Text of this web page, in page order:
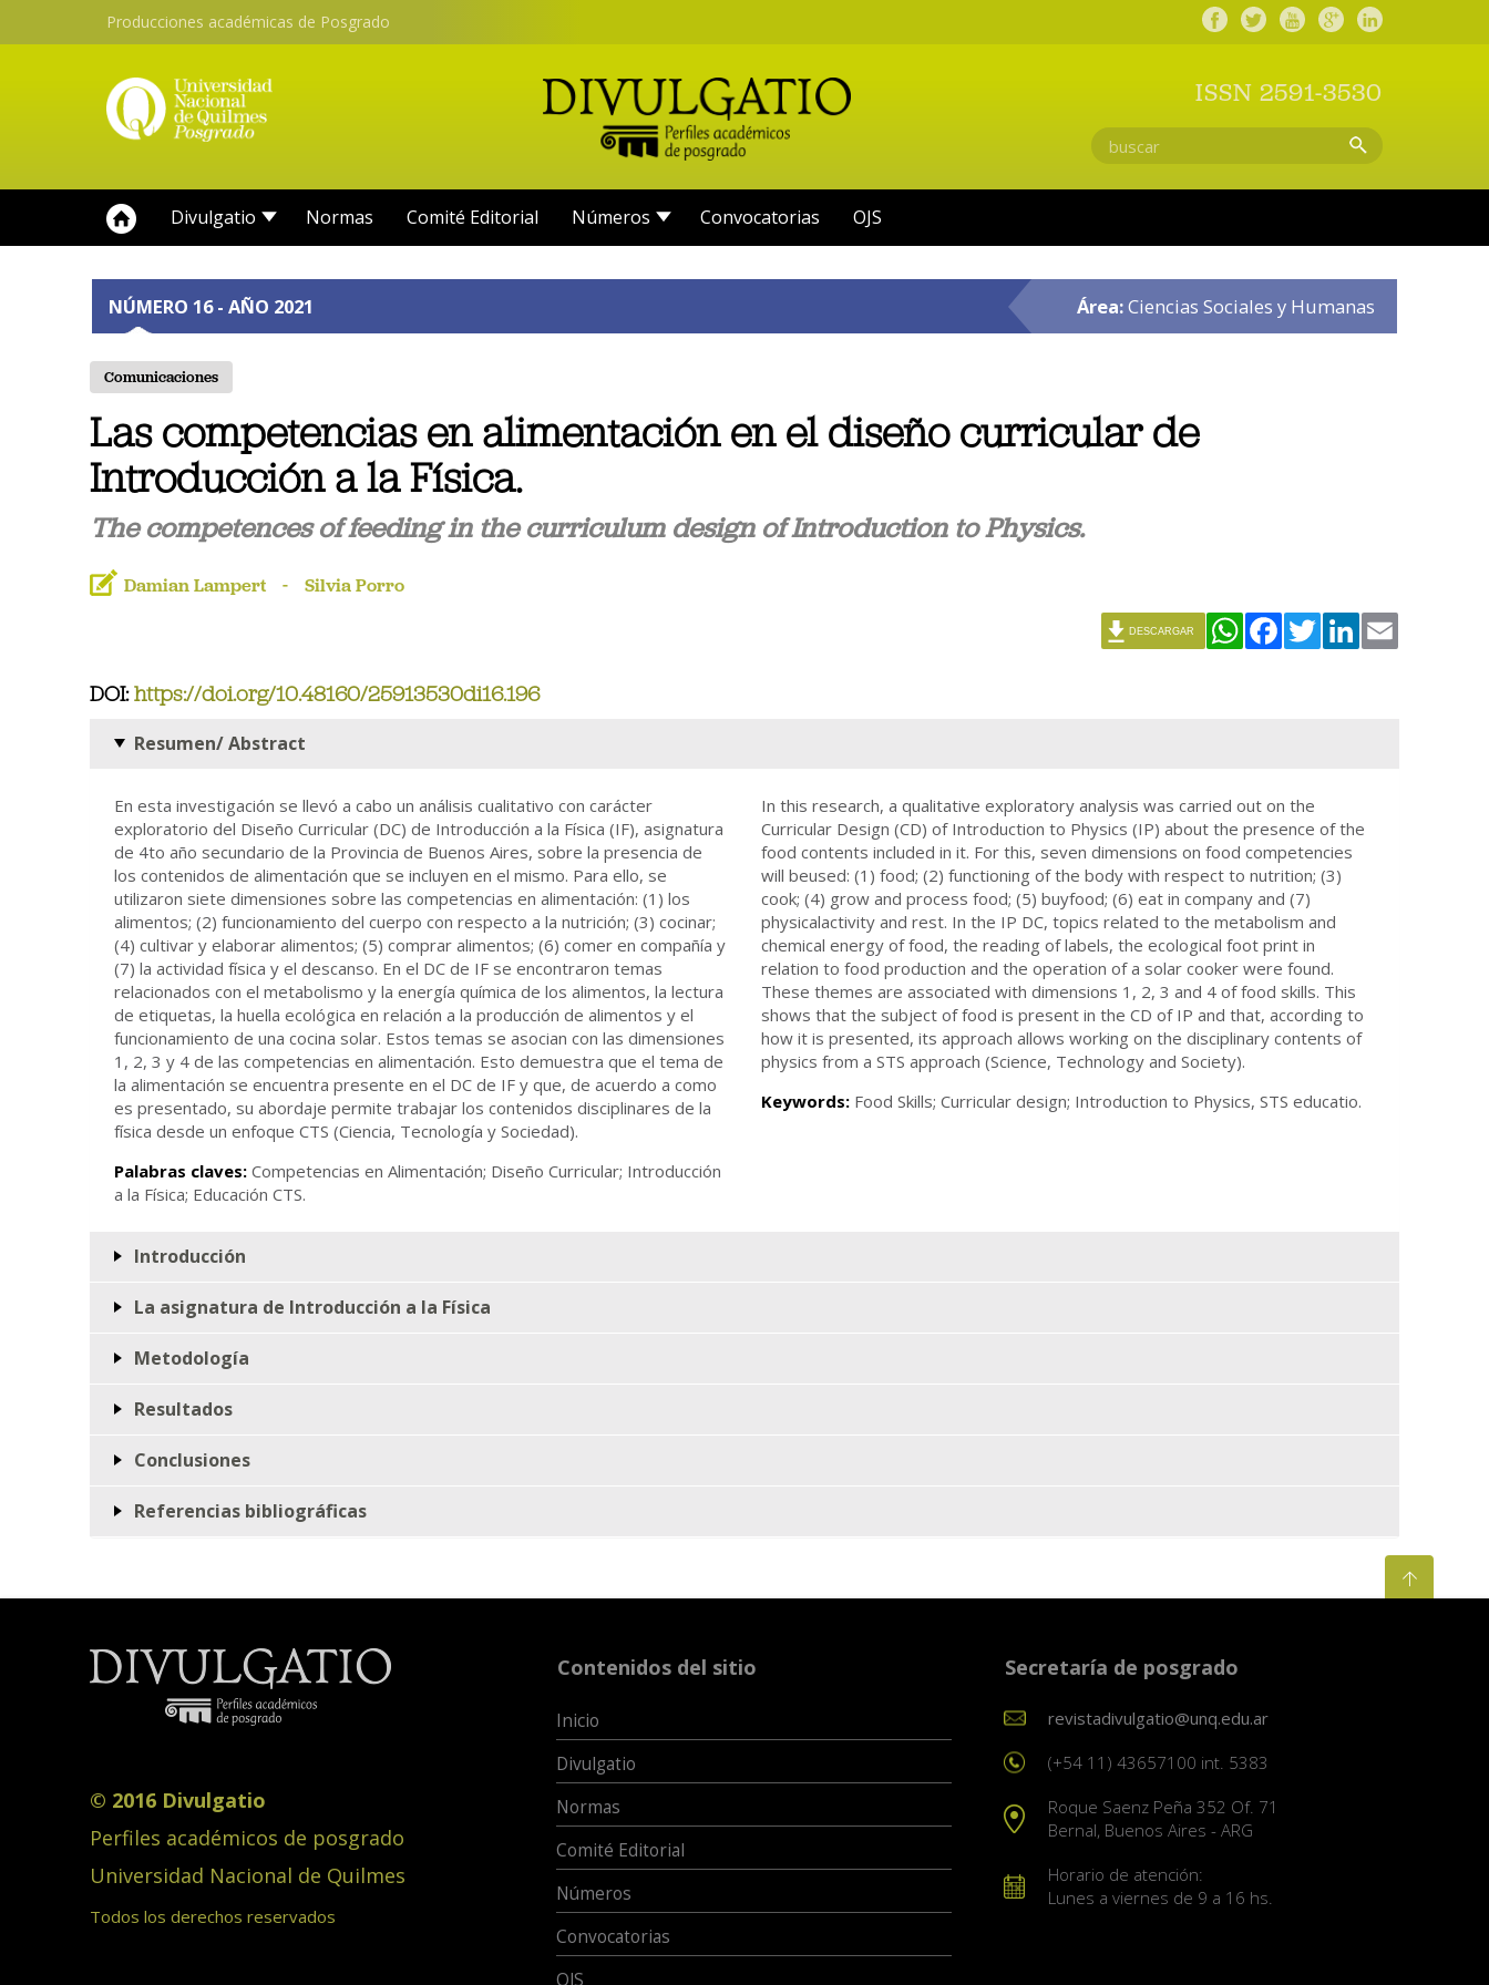
Producciones académicas de Posgrado
ISSN 2591-3530
Divulgatio Normas Comité Editorial Números Convocatorias OJS
NÚMERO 16 - AÑO 2021 Área:Ciencias Sociales y Humanas
Comunicaciones
Las competencias en alimentación en el diseño curricular de
Introducción a la Física.
The competences of feeding in the curriculum design of Introduction to Physics.
Damian Lampert Silvia Porro
WhatsAppFacebookTwitterLinkedIn
DESCARGAR
DOI: https://doi.org/10.48160/25913530di16.196
Resumen/ Abstract
En esta investigación se llevó a cabo un análisis cualitativo con carácter
exploratorio del Diseño Curricular (DC) de Introducción a la Física (IF), asignatura
de 4to año secundario de la Provincia de Buenos Aires, sobre la presencia de
los contenidos de alimentación que se incluyen en el mismo. Para ello, se
utilizaron siete dimensiones sobre las competencias en alimentación: (1) los
alimentos; (2) funcionamiento del cuerpo con respecto a la nutrición; (3) cocinar;
(4) cultivar y elaborar alimentos; (5) comprar alimentos; (6) comer en compañía y
(7) la actividad física y el descanso. En el DC de IF se encontraron temas
relacionados con el metabolismo y la energía química de los alimentos, la lectura
de etiquetas, la huella ecológica en relación a la producción de alimentos y el
funcionamiento de una cocina solar. Estos temas se asocian con las dimensiones
1, 2, 3 y 4 de las competencias en alimentación. Esto demuestra que el tema de
la alimentación se encuentra presente en el DC de IF y que, de acuerdo a como
es presentado, su abordaje permite trabajar los contenidos disciplinares de la
física desde un enfoque CTS (Ciencia, Tecnología y Sociedad).
Palabras claves: Competencias en Alimentación; Diseño Curricular; Introducción
a la Física; Educación CTS.
In this research, a qualitative exploratory analysis was carried out on the
Curricular Design (CD) of Introduction to Physics (IP) about the presence of the
food contents included in it. For this, seven dimensions on food competencies
will beused: (1) food; (2) functioning of the body with respect to nutrition; (3)
cook; (4) grow and process food; (5) buyfood; (6) eat in company and (7)
physicalactivity and rest. In the IP DC, topics related to the metabolism and
chemical energy of food, the reading of labels, the ecological foot print in
relation to food production and the operation of a solar cooker were found.
These themes are associated with dimensions 1, 2, 3 and 4 of food skills. This
shows that the subject of food is present in the CD of IP and that, according to
how it is presented, its approach allows working on the disciplinary contents of
physics from a STS approach (Science, Technology and Society).
Keywords: Food Skills; Curricular design; Introduction to Physics, STS educatio.
Introducción
La asignatura de Introducción a la Física
Metodología
Resultados
Conclusiones
Referencias bibliográficas
© 2016 Divulgatio
Perfiles académicos de posgrado
Universidad Nacional de Quilmes
Todos los derechos reservados
Contenidos del sitio
Inicio
Divulgatio
Normas
Comité Editorial
Números
Convocatorias
OJS
Secretaría de posgrado
revistadivulgatio@unq.edu.ar
(+54 11) 43657100 int. 5383
Roque Saenz Peña 352 Of. 71
Bernal, Buenos Aires - ARG
Horario de atención:
Lunes a viernes de 9 a 16 hs.